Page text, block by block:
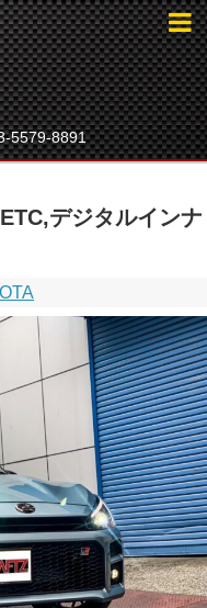
5579-8891
デジタルインナ